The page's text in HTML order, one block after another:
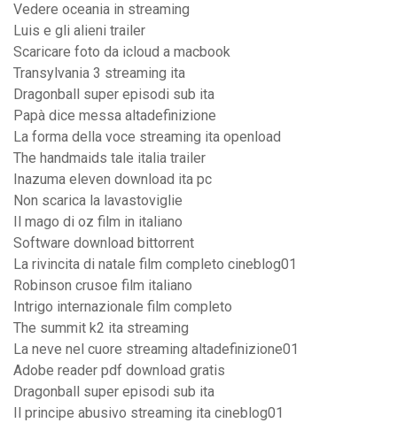
Vedere oceania in streaming
Luis e gli alieni trailer
Scaricare foto da icloud a macbook
Transylvania 3 streaming ita
Dragonball super episodi sub ita
Papà dice messa altadefinizione
La forma della voce streaming ita openload
The handmaids tale italia trailer
Inazuma eleven download ita pc
Non scarica la lavastoviglie
Il mago di oz film in italiano
Software download bittorrent
La rivincita di natale film completo cineblog01
Robinson crusoe film italiano
Intrigo internazionale film completo
The summit k2 ita streaming
La neve nel cuore streaming altadefinizione01
Adobe reader pdf download gratis
Dragonball super episodi sub ita
Il principe abusivo streaming ita cineblog01